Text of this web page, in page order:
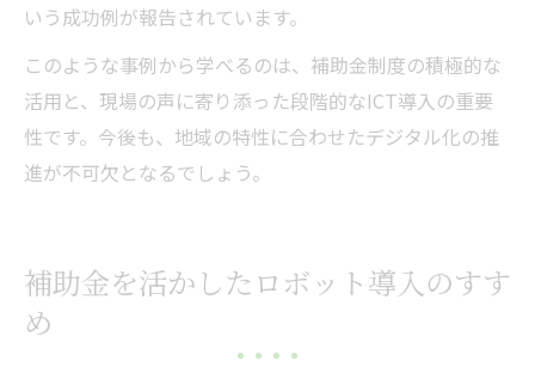
いう成功例が報告されています。
このような事例から学べるのは、補助金制度の積極的な
活用と、現場の声に寄り添った段階的なICT導入の重要
性です。今後も、地域の特性に合わせたデジタル化の推
進が不可欠となるでしょう。
補助金を活かしたロボット導入のすす
め